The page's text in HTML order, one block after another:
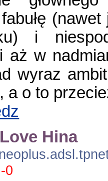
i
aż w
wyraz
a o to
Hina
-0